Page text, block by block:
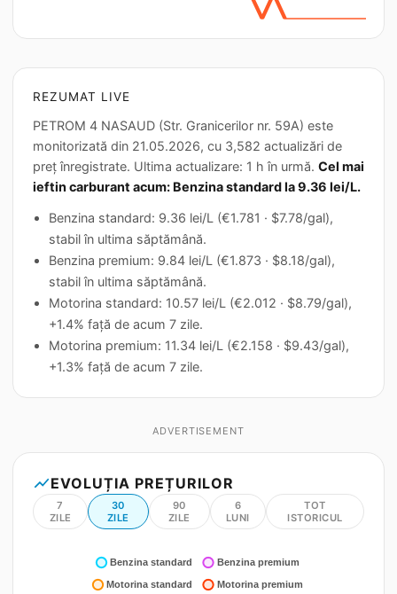
REZUMAT LIVE
PETROM 4 NASAUD (Str. Granicerilor nr. 59A) este
monitorizată din 21.05.2026, cu 3,582 actualizări de
preț înregistrate. Ultima actualizare: 1 h în urmă. Cel mai
ieftin carburant acum: Benzina standard la 9.36 lei/L.
Benzina standard: 9.36 lei/L (€1.781 · $7.78/gal),
stabil în ultima săptămână.
Benzina premium: 9.84 lei/L (€1.873 · $8.18/gal),
stabil în ultima săptămână.
Motorina standard: 10.57 lei/L (€2.012 · $8.79/gal),
+1.4% față de acum 7 zile.
Motorina premium: 11.34 lei/L (€2.158 · $9.43/gal),
+1.3% față de acum 7 zile.
ADVERTISEMENT
show_chartEVOLUȚIA PREȚURILOR
7
ZILE
30
ZILE
90
ZILE
6
LUNI
TOT
ISTORICUL